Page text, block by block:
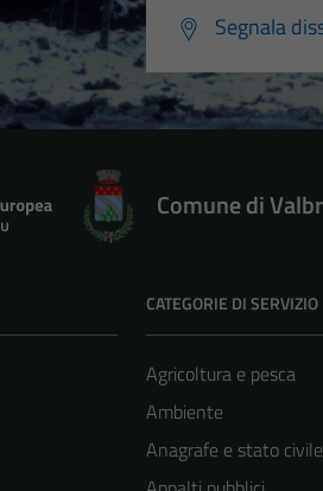
Segnala
Comune di
CATEGORIE DI SERVIZIO
Agricoltura e pesca
Ambiente
Anagrafe e stato civile